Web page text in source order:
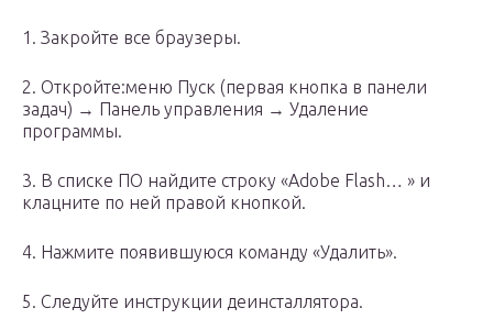
1. Закройте все браузеры.
2. Откройте:меню Пуск (первая кнопка в панели
задач) → Панель управления → Удаление
программы.
3. В списке ПО найдите строку «Adobe Flash… » и
клацните по ней правой кнопкой.
4. Нажмите появившуюся команду «Удалить».
5. Следуйте инструкции деинсталлятора.